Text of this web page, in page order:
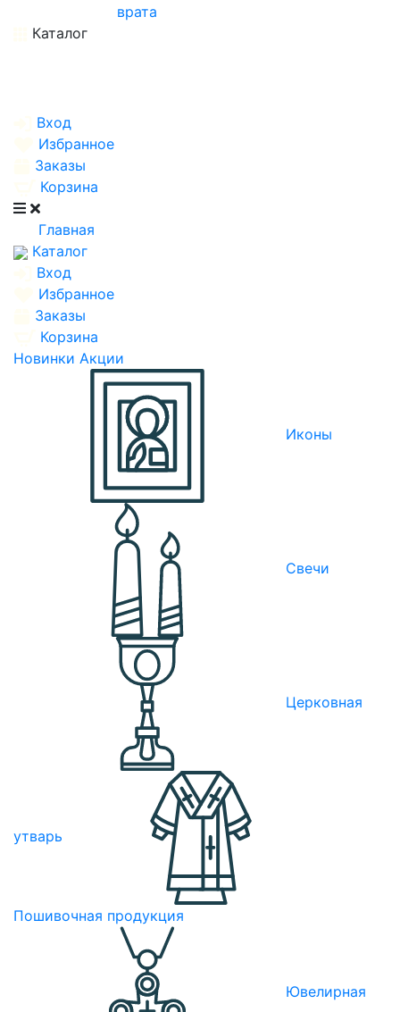
врата
Каталог
Вход
Избранное
Заказы
Корзина
Главная
Каталог
Вход
Избранное
Заказы
Корзина
Новинки Акции
Иконы
Свечи
Церковная
утварь
Пошивочная продукция
Ювелирная